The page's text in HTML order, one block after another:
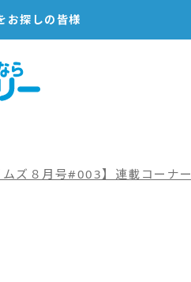
お探しの皆様
ムズ８月号#003】連載コーナー